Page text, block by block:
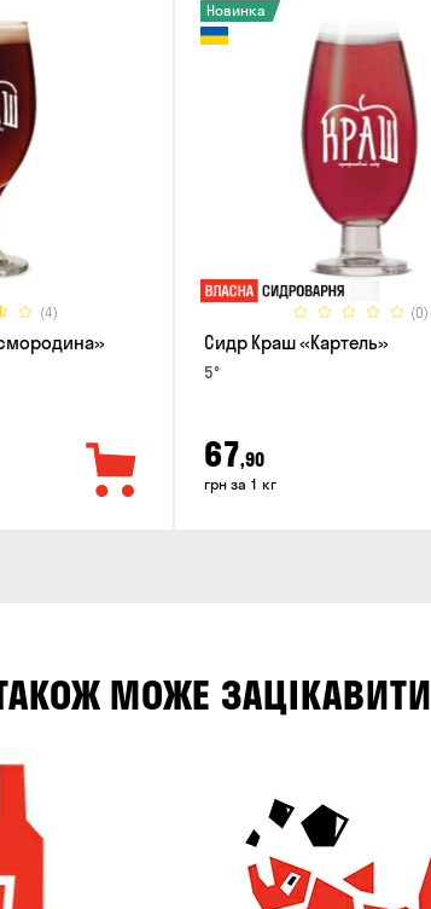
(4) (0)
Новинка
Сидр Краш «Картель»
5°
67,90
грн за 1 кг
МОЖЕ ЗАЦІКАВИТИ